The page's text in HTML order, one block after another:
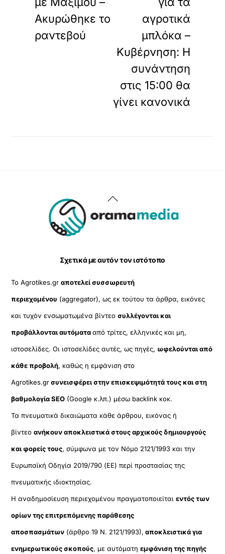
Ακυρώθηκε το
ραντεβού
αγροτικά
μπλόκα –
Κυβέρνηση: Η
συνάντηση
στις 15:00 θα
γίνει κανονικά
Back
To
Σχετικά με αυτόν τον ιστότοπο
Το Agrotikes.grαποτελεί συσσωρευτή
περιεχομένου (aggregator), ως εκ τούτου τα άρθρα, εικόνες
και τυχόν ενσωματωμένα βίντεοσυλλέγονται και
προβάλλονται αυτόματααπό τρίτες, ελληνικές και μη,
ιστοσελίδες. Οι ιστοσελίδες αυτές, ως πηγές, ωφελούνται από
κάθε προβολή, καθώς η εμφάνιση στο
Agrotikes.grσυνεισφέρει στην επισκεψιμότητά τους και στη
βαθμολογία SEO (Google κ.λπ.) μέσω backlink κοκ.
Τα πνευματικά δικαιώματα κάθε άρθρου, εικόνας ή
βίντεοανήκουν αποκλειστικά στους αρχικούς δημιουργούς
και φορείς τους, σύμφωνα με τον Νόμο 2121/1993 και την
Ευρωπαϊκή Οδηγία 2019/790 (ΕΕ) περί προστασίας της
πνευματικής ιδιοκτησίας.
Η αναδημοσίευση περιεχομένου πραγματοποιείταιεντός των
ορίων της επιτρεπόμενης παράθεσης
αποσπασμάτων (άρθρο 19 Ν. 2121/1993), αποκλειστικά για
ενημερωτικούς σκοπούς, με αυτόματηεμφάνιση της πηγής